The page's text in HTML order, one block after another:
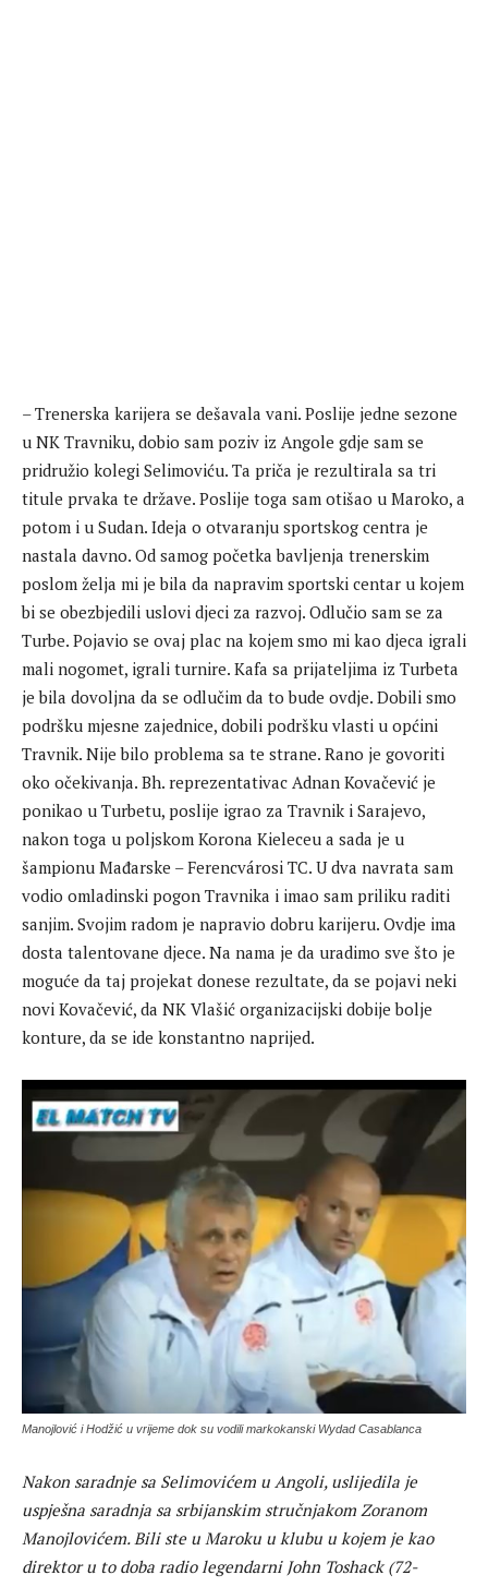
– Trenerska karijera se dešavala vani. Poslije jedne sezone
u NK Travniku, dobio sam poziv iz Angole gdje sam se
pridružio kolegi Selimoviću. Ta priča je rezultirala sa tri
titule prvaka te države. Poslije toga sam otišao u Maroko, a
potom i u Sudan. Ideja o otvaranju sportskog centra je
nastala davno. Od samog početka bavljenja trenerskim
poslom želja mi je bila da napravim sportski centar u kojem
bi se obezbjedili uslovi djeci za razvoj. Odlučio sam se za
Turbe. Pojavio se ovaj plac na kojem smo mi kao djeca igrali
mali nogomet, igrali turnire. Kafa sa prijateljima iz Turbeta
je bila dovoljna da se odlučim da to bude ovdje. Dobili smo
podršku mjesne zajednice, dobili podršku vlasti u općini
Travnik. Nije bilo problema sa te strane. Rano je govoriti
oko očekivanja. Bh. reprezentativac Adnan Kovačević je
ponikao u Turbetu, poslije igrao za Travnik i Sarajevo,
nakon toga u poljskom Korona Kieleceu a sada je u
šampionu Mađarske – Ferencvárosi TC. U dva navrata sam
vodio omladinski pogon Travnika i imao sam priliku raditi
sanjim. Svojim radom je napravio dobru karijeru. Ovdje ima
dosta talentovane djece. Na nama je da uradimo sve što je
moguće da taj projekat donese rezultate, da se pojavi neki
novi Kovačević, da NK Vlašić organizacijski dobije bolje
konture, da se ide konstantno naprijed.
Manojlović i Hodžić u vrijeme dok su vodili markokanski Wydad Casablanca
Nakon saradnje sa Selimovićem u Angoli, uslijedila je
uspješna saradnja sa srbijanskim stručnjakom Zoranom
Manojlovićem. Bili ste u Maroku u klubu u kojem je kao
direktor u to doba radio legendarni John Toshack (72-